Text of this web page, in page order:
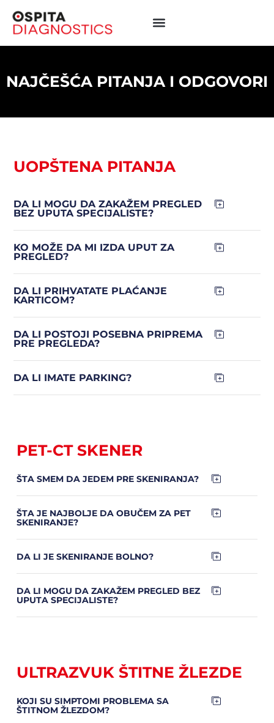
NAJČEŠĆA PITANJA I ODGOVORI
UOPŠTENA PITANJA
DA LI MOGU DA ZAKAŽEM PREGLED
BEZ UPUTA SPECIJALISTE?
KO MOŽE DA MI IZDA UPUT ZA
PREGLED?
DA LI PRIHVATATE PLAĆANJE
KARTICOM?
DA LI POSTOJI POSEBNA PRIPREMA
PRE PREGLEDA?
DA LI IMATE PARKING?
PET-CT SKENER
ŠTA SMEM DA JEDEM PRE SKENIRANJA?
ŠTA JE NAJBOLJE DA OBUČEM ZA PET
SKENIRANJE?
DA LI JE SKENIRANJE BOLNO?
DA LI MOGU DA ZAKAŽEM PREGLED BEZ
UPUTA SPECIJALISTE?
ULTRAZVUK ŠTITNE ŽLEZDE
KOJI SU SIMPTOMI PROBLEMA SA
ŠTITNOM ŽLEZDOM?